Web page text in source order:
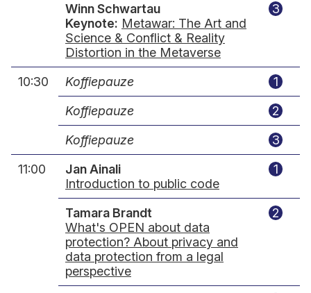
Winn Schwartau
Keynote: Metawar: The Art and
Science & Conflict & Reality
Distortion in the Metaverse
3
10:30 Koffiepauze
1
Koffiepauze
2
Koffiepauze
3
11:00
Jan Ainali
Introduction to public code
1
Tamara Brandt
What's OPEN about data
protection? About privacy and
data protection from a legal
perspective
2